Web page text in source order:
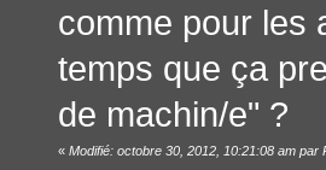
comme pour les
temps que ça
de machin/e" ?
« Modifié: octobre 30, 2012, 10:21:08 am par